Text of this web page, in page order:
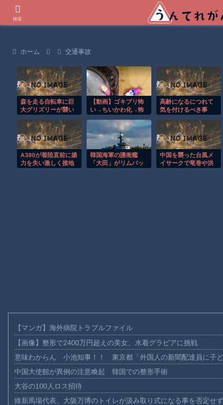
ホーム 交通事故
森を走る自転車に巨
大グリズリーが襲い
映像！！
【動画】ゴキブリ怖
い→ちいかわ化→怖
高齢になるにつれて
気を付けるべき事
A380が着陸直前に揚
力を失い激しく接地
韓国海軍の護衛艦
「大田」がリムパッ
中国を襲った台風メ
イサークで竜巻や洪
【マンガ】海外病院トラブルファイル
【画像】整形で2400万円超えの美女、水着グラビアに挑戦
意味わからん 小池知事！！ 東京都「外国人の新聞配達員に子
中国大使館が異例の注意喚起 韓国での整形手術
大谷の100人ロス招待
維新馬場代表、大阪万博のトイレが汲み取り式になる事を否定せ
検索